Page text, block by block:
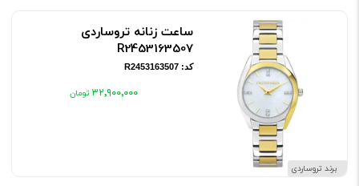
برند تروساردی
ساعت زنانه تروساردی
R2453163507
کد: R2453163507
۳۲٬۹۰۰٬۰۰۰